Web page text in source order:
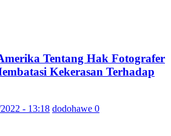
Tentang Hak Fotografer
Kekerasan Terhadap
- 13:18 dodohawe 0